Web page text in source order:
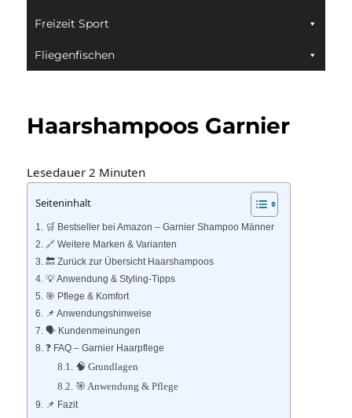
Freizeit Sport
Fliegenfischen
Haarshampoos Garnier
Lesedauer 2 Minuten
Seiteninhalt
🛒 Bestseller bei Amazon – Garnier Shampoo Männer
🔗 Weitere Marken & Varianten
🔙 Zurück zur Übersicht Haarshampoos
💡 Anwendung & Styling-Tipps
🎯 Pflege & Komfort
📌 Anwendungshinweise
🗣️ Kundenmeinungen
❓ FAQ – Garnier Haarpflege
🧠 Grundlagen
🎯 Anwendung & Pflege
📌 Fazit